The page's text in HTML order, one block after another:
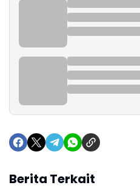
Berita Terkait